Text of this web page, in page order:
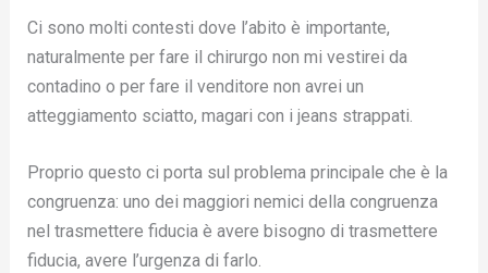
Ci sono molti contesti dove l’abito è importante,
naturalmente per fare il chirurgo non mi vestirei da
contadino o per fare il venditore non avrei un
atteggiamento sciatto, magari con i jeans strappati.
Proprio questo ci porta sul problema principale che è la
congruenza: uno dei maggiori nemici della congruenza
nel trasmettere fiducia è avere bisogno di trasmettere
fiducia, avere l’urgenza di farlo.